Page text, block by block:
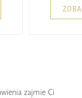
zajmie Ci